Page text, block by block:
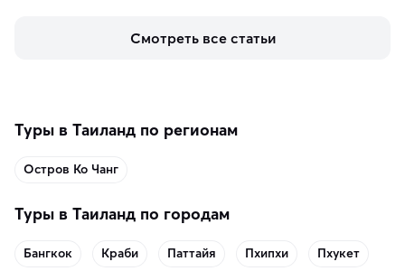
включить в маршрут по Норвегии.
Смотреть все статьи
Туры в Таиланд по регионам
Остров Ко Чанг
Туры в Таиланд по городам
Бангкок Краби Паттайя Пхипхи Пхукет